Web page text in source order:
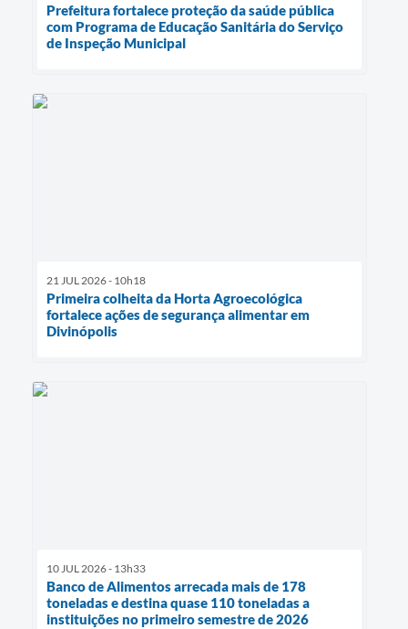
Prefeitura fortalece proteção da saúde pública
com Programa de Educação Sanitária do Serviço
de Inspeção Municipal
21 JUL 2026 - 10h18
Primeira colheita da Horta Agroecológica
fortalece ações de segurança alimentar em
Divinópolis
10 JUL 2026 - 13h33
Banco de Alimentos arrecada mais de 178
toneladas e destina quase 110 toneladas a
instituições no primeiro semestre de 2026